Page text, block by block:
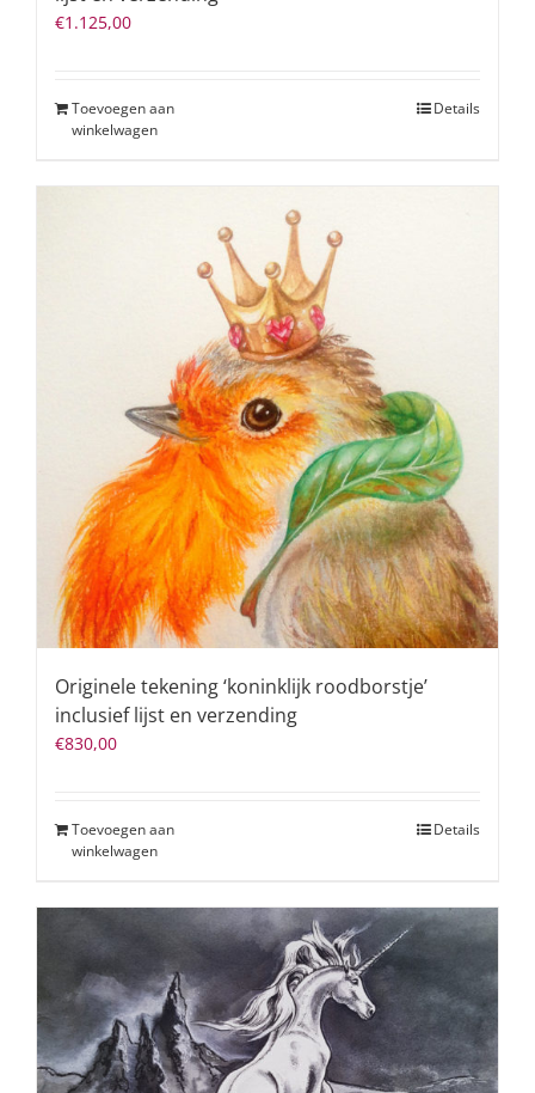
€1.125,00
Toevoegen aan
winkelwagen
Details
Originele tekening ‘koninklijk roodborstje’
inclusief lijst en verzending
€830,00
Toevoegen aan
winkelwagen
Details